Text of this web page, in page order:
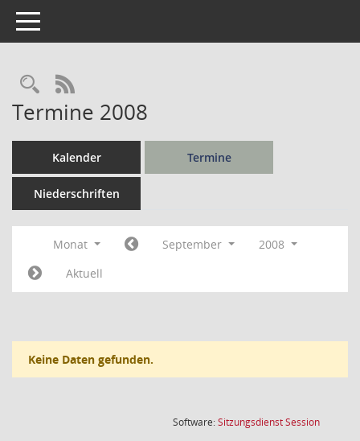
Toggle navigation
Rechercheauswahl
RSS-Feed
Termine 2008
Kalender Termine
Niederschriften
Monat September
2008
Aktuell
Keine Daten gefunden.
Software:SitzungsdienstSession(Wird in